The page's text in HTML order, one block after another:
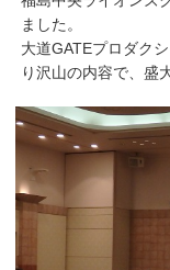
ました。
大道GATEプロダク
り沢山の内容で、盛